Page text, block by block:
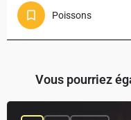
Poissons
Vous pourriez